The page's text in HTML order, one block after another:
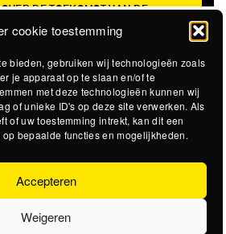
cookie toestemming
bieden, gebruiken wij technologieën zoals
je apparaat op te slaan en/of te
met deze technologieën kunnen wij
of unieke ID's op deze site verwerken. Als
of uw toestemming intrekt, kan dit een
bepaalde functies en mogelijkheden.
Accepteren
Weigeren
DE TOEKOMST VAN DE